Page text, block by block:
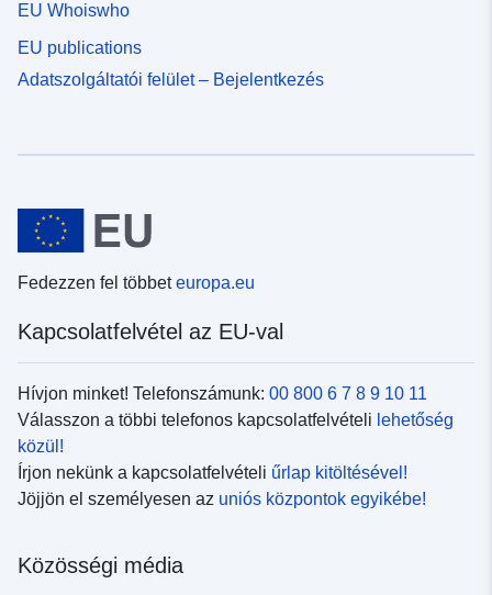
EU Whoiswho
EU publications
Adatszolgáltatói felület – Bejelentkezés
Fedezzen fel többeteuropa.eu
Kapcsolatfelvétel az EU-val
Hívjon minket! Telefonszámunk: 00 800 6 7 8 9 10 11
Válasszon a többi telefonos kapcsolatfelvételi lehetőség
közül!
Írjon nekünk a kapcsolatfelvételi űrlap kitöltésével!
Jöjjön el személyesen az uniós központok egyikébe!
Közösségi média